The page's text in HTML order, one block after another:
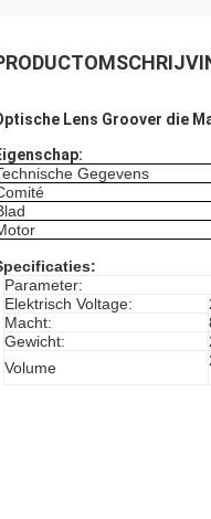
Lens Groover die
Gegevens
Parameter:
Elektrisch Voltage:
Macht:
Gewicht:
Volume